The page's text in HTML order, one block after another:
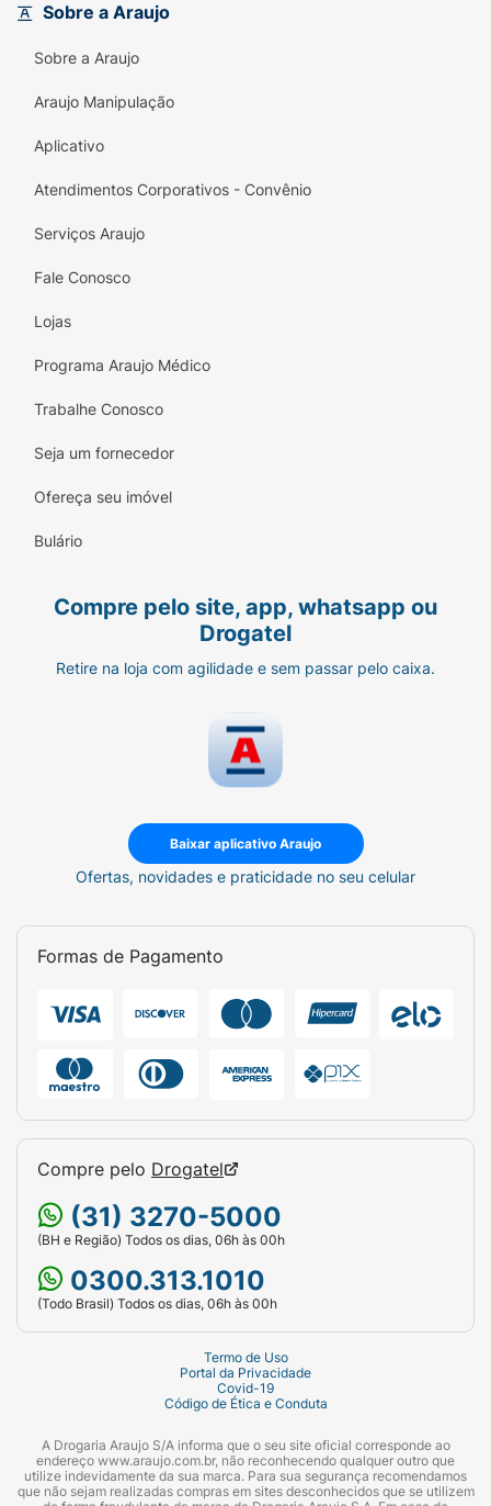
Sobre a Araujo
Sobre a Araujo
Araujo Manipulação
Aplicativo
Atendimentos Corporativos - Convênio
Serviços Araujo
Fale Conosco
Lojas
Programa Araujo Médico
Trabalhe Conosco
Seja um fornecedor
Ofereça seu imóvel
Bulário
Compre pelo site, app, whatsapp ou
Drogatel
Retire na loja com agilidade e sem passar pelo caixa.
Baixar aplicativo Araujo
Ofertas, novidades e praticidade no seu celular
Formas de Pagamento
Compre pelo Drogatel
(31) 3270-5000
(BH e Região) Todos os dias, 06h às 00h
0300.313.1010
(Todo Brasil) Todos os dias, 06h às 00h
Termo de Uso
Portal da Privacidade
Covid-19
Código de Ética e Conduta
A Drogaria Araujo S/A informa que o seu site oficial corresponde ao
endereço www.araujo.com.br, não reconhecendo qualquer outro que
utilize indevidamente da sua marca. Para sua segurança recomendamos
que não sejam realizadas compras em sites desconhecidos que se utilizem